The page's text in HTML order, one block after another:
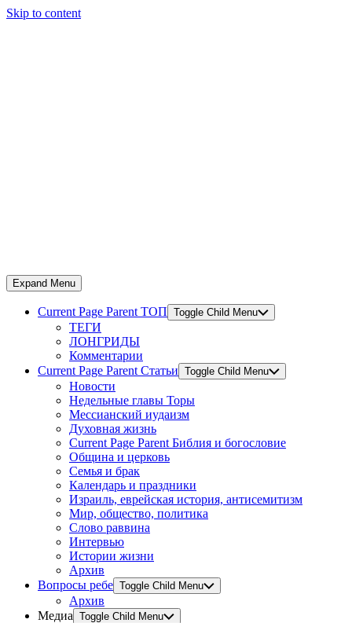
Skip to content
Expand Menu
Current Page Parent ТОП Toggle Child Menu
ТЕГИ
ЛОНГРИДЫ
Комментарии
Current Page Parent Статьи Toggle Child Menu
Новости
Недельные главы Торы
Мессианский иудаизм
Духовная жизнь
Current Page Parent Библия и богословие
Община и церковь
Семья и брак
Календарь и праздники
Израиль, еврейская история, антисемитизм
Мир, общество, политика
Слово раввина
Интервью
Истории жизни
Архив
Вопросы ребе Toggle Child Menu
Архив
Медиа Toggle Child Menu